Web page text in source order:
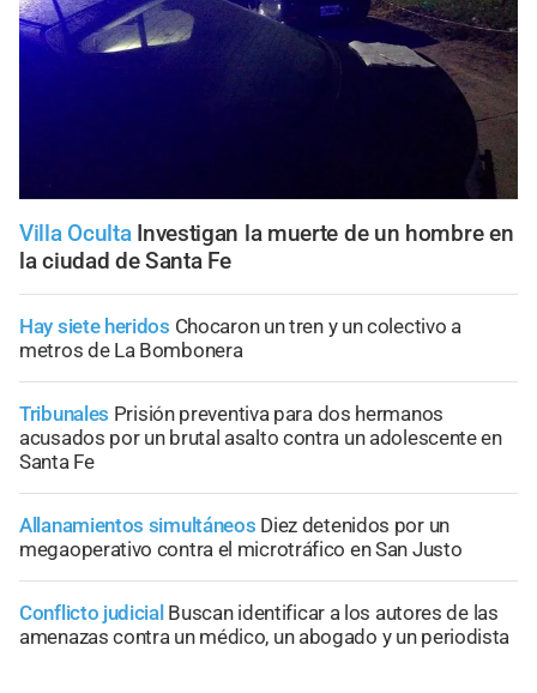
Villa Oculta Investigan la muerte de un hombre en
la ciudad de Santa Fe
Hay siete heridos Chocaron un tren y un colectivo a
metros de La Bombonera
Tribunales Prisión preventiva para dos hermanos
acusados por un brutal asalto contra un adolescente en
Santa Fe
Allanamientos simultáneos Diez detenidos por un
megaoperativo contra el microtráfico en San Justo
Conflicto judicial Buscan identificar a los autores de las
amenazas contra un médico, un abogado y un periodista